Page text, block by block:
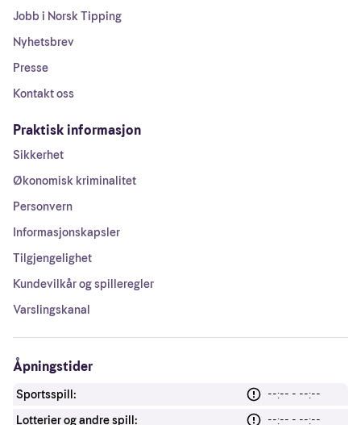
Jobb i Norsk Tipping
Nyhetsbrev
Presse
Kontakt oss
Praktisk informasjon
Sikkerhet
Økonomisk kriminalitet
Personvern
Informasjonskapsler
Tilgjengelighet
Kundevilkår og spilleregler
Varslingskanal
Åpningstider
Sportsspill:
--:-- - --:--
Lotterier og andre spill:
--:-- - --:--